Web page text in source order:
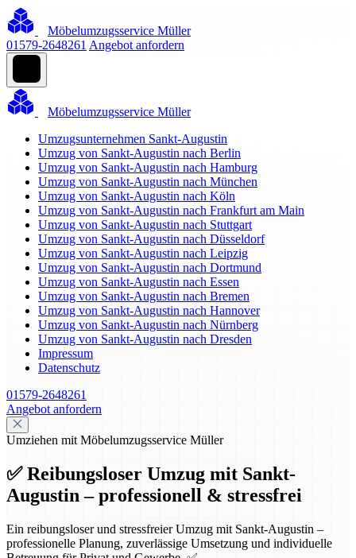
Möbelumzugsservice Müller
01579-2648261 Angebot anfordern
Möbelumzugsservice Müller
Umzugsunternehmen Sankt-Augustin
Umzug von Sankt-Augustin nach Berlin
Umzug von Sankt-Augustin nach Hamburg
Umzug von Sankt-Augustin nach München
Umzug von Sankt-Augustin nach Köln
Umzug von Sankt-Augustin nach Frankfurt am Main
Umzug von Sankt-Augustin nach Stuttgart
Umzug von Sankt-Augustin nach Düsseldorf
Umzug von Sankt-Augustin nach Leipzig
Umzug von Sankt-Augustin nach Dortmund
Umzug von Sankt-Augustin nach Essen
Umzug von Sankt-Augustin nach Bremen
Umzug von Sankt-Augustin nach Hannover
Umzug von Sankt-Augustin nach Nürnberg
Umzug von Sankt-Augustin nach Dresden
Impressum
Datenschutz
01579-2648261
Angebot anfordern
Umziehen mit Möbelumzugsservice Müller
✅ Reibungsloser Umzug mit Sankt-
Augustin – professionell & stressfrei
Ein reibungsloser und stressfreier Umzug mit Sankt-Augustin –
professionelle Planung, zuverlässige Umsetzung und individuelle